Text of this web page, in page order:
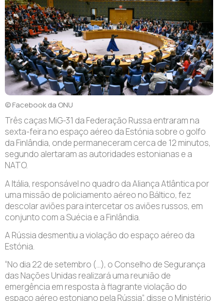
© Facebook da ONU
Três caças MiG-31 da Federação Russa entraram na
sexta-feira no espaço aéreo da Estónia sobre o golfo
da Finlândia, onde permaneceram cerca de 12 minutos,
segundo alertaram as autoridades estonianas e a
NATO.
A Itália, responsável no quadro da Aliança Atlântica por
uma missão de policiamento aéreo no Báltico, fez
descolar aviões para intercetar os aviões russos, em
conjunto com a Suécia e a Finlândia.
A Rússia desmentiu a violação do espaço aéreo da
Estónia.
“No dia 22 de setembro (…), o Conselho de Segurança
das Nações Unidas realizará uma reunião de
emergência em resposta à flagrante violação do
espaço aéreo estoniano pela Rússia”, disse o Ministério